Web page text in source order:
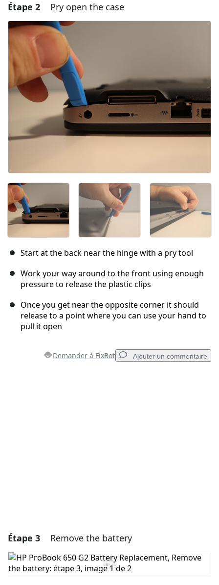
Ajouter un commentaire
Ajouter un commentaire
Étape 2 Pry open the case
Start at the back near the hinge with a pry tool
Work your way around to the front using enough
pressure to release the plastic clips
Once you get near the opposite corner it should
release to a point where you can use your hand to
pull it open
Demander à FixBot Ajouter un commentaire
Étape 3 Remove the battery